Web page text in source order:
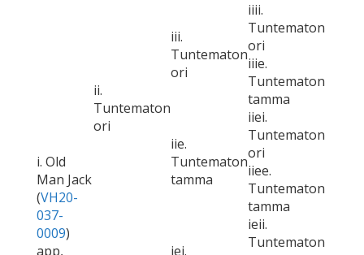
i. Old
Man Jack
(VH20-
037-
0009)
app,
ii.
Tuntematon
ori
iii.
Tuntematon
ori
iiii.
Tuntematon
ori
iiie.
Tuntematon
tamma
iie.
Tuntematon
tamma
iiei.
Tuntematon
ori
iiee.
Tuntematon
tamma
iei.
ieii.
Tuntematon